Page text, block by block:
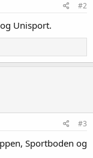
#2
Unisport.
#3
Sportboden og